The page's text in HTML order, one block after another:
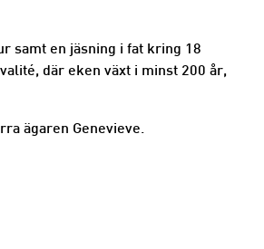
samt en jäsning i fat kring 18
där eken växt i minst 200 år,
ägaren Genevieve.